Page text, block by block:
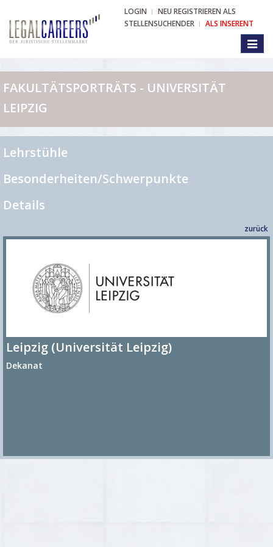
LOGIN
NEU REGISTRIEREN ALS
STELLENSUCHENDER
ALS INSERENT
FAKULTÄTSPORTRÄTS - UNIVERSITÄT
LEIPZIG
Lehrstühle
Besonderheiten/Schwerpunkte
Details
zurück
Leipzig (Universität Leipzig)
Dekanat